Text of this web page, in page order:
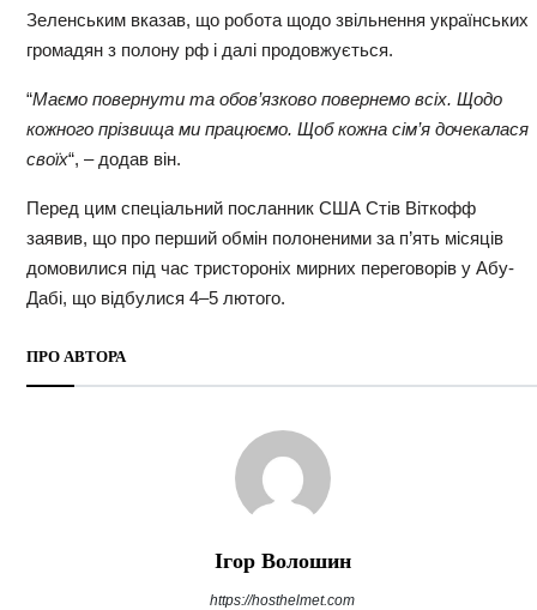
Зеленським вказав, що робота щодо звільнення українських
громадян з полону рф і далі продовжується.
“Маємо повернути та обов’язково повернемо всіх. Щодо
кожного прізвища ми працюємо. Щоб кожна сім’я дочекалася
своїх“, – додав він.
Перед цим спеціальний посланник США Стів Віткофф
заявив, що про перший обмін полоненими за п’ять місяців
домовилися під час тристороніх мирних переговорів у Абу-
Дабі, що відбулися 4–5 лютого.
ПРО АВТОРА
Ігор Волошин
https://hosthelmet.com